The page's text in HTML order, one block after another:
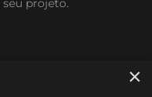
projeto.
×